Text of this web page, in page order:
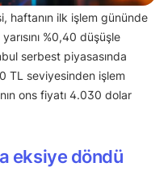
haftanın ilk işlem gününde
%0,40 düşüşle
serbest piyasasında
TL seviyesinden işlem
ons fiyatı 4.030 dolar
eksiye döndü